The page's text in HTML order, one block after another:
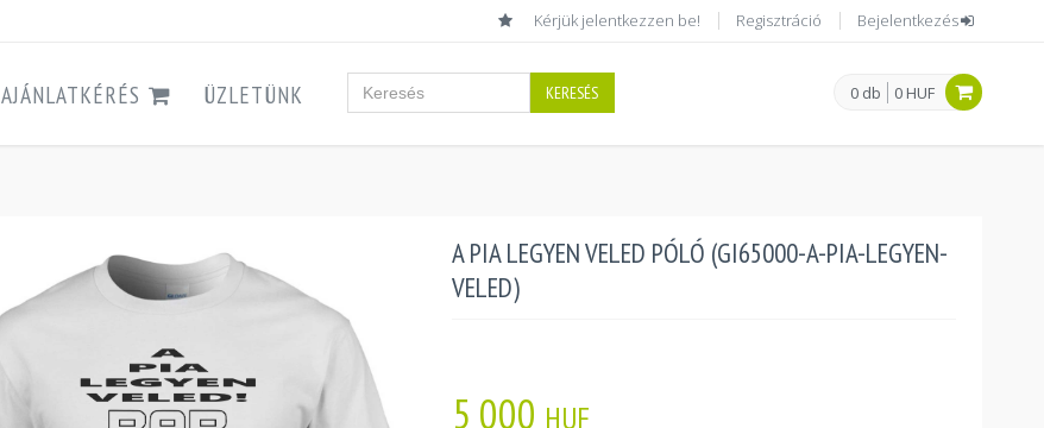
Kérjük jelentkezzen be! Regisztráció Bejelentkezés
0 db 0 HUF
AJÁNLATKÉRÉS ÜZLETÜNK KERESÉS
A PIA LEGYEN VELED PÓLÓ (GI65000-A-PIA-LEGYEN-
VELED)
5 000 HUF